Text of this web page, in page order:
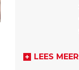
LEES MEER